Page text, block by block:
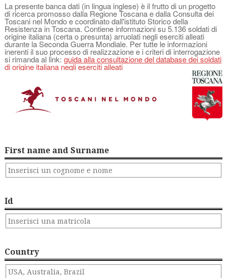
La presente banca dati (in lingua inglese) è il frutto di un progetto
di ricerca promosso dalla Regione Toscana e dalla Consulta dei
Toscani nel Mondo e coordinato dall'istituto Storico della
Resistenza in Toscana. Contiene informazioni su 5.136 soldati di
origine italiana (certa o presunta) arruolati negli eserciti alleati
durante la Seconda Guerra Mondiale. Per tutte le informazioni
inerenti il suo processo di realizzazione e i criteri di interrogazione
si rimanda al link: guida alla consultazione del database dei soldati
di origine italiana negli eserciti alleati
First name and Surname
Id
Country